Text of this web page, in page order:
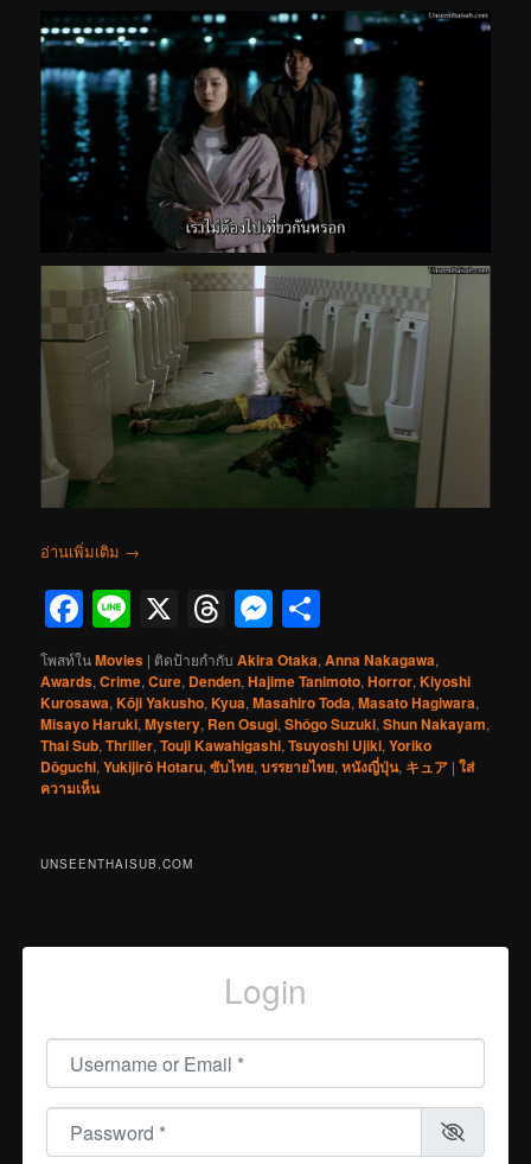
อ่านเพิ่มเติม →
Facebook
Line
X Threads
Messenger
โพสท์ในMovies | ติดป้ายกำกับ Akira Otaka,Anna Nakagawa,
Awards,Crime,Cure, Denden,Hajime Tanimoto,Horror,Kiyoshi
Kurosawa,Kōji Yakusho,Kyua,Masahiro Toda,Masato Hagiwara,
Misayo Haruki,Mystery, Ren Osugi,Shôgo Suzuki,Shun Nakayam,
Thai Sub,Thriller,Touji Kawahigashi,Tsuyoshi Ujiki,Yoriko
Dōguchi,Yukijirō Hotaru,ซับไทย,บรรยายไทย,หนังญี่ปุ่น, キュア |ใส่
ความเห็น
UNSEENTHAISUB.COM
Login
Username or Email
Password